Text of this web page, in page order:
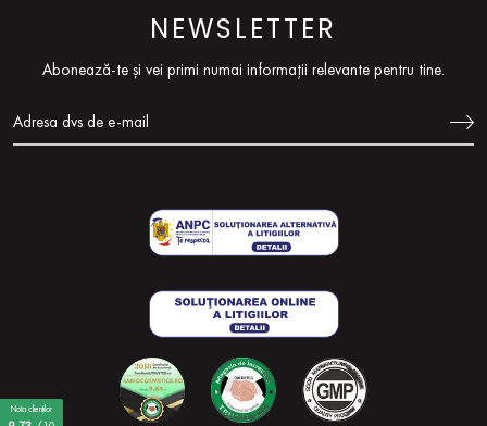
NEWSLETTER
Abonează-te și vei primi numai informații relevante pentru tine.
Nota clienților